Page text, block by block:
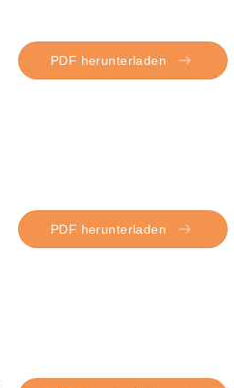
PDF herunterladen
PDF herunterladen